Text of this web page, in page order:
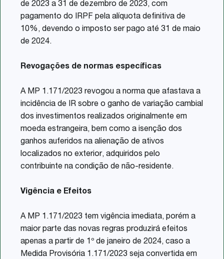
de 2023 a 31 de dezembro de 2023, com
pagamento do IRPF pela alíquota definitiva de
10%, devendo o imposto ser pago até 31 de maio
de 2024.
Revogações de normas específicas
A MP 1.171/2023 revogou a norma que afastava a
incidência de IR sobre o ganho de variação cambial
dos investimentos realizados originalmente em
moeda estrangeira, bem como a isenção dos
ganhos auferidos na alienação de ativos
localizados no exterior, adquiridos pelo
contribuinte na condição de não-residente.
Vigência e Efeitos
A MP 1.171/2023 tem vigência imediata, porém a
maior parte das novas regras produzirá efeitos
apenas a partir de 1º de janeiro de 2024, caso a
Medida Provisória 1.171/2023 seja convertida em